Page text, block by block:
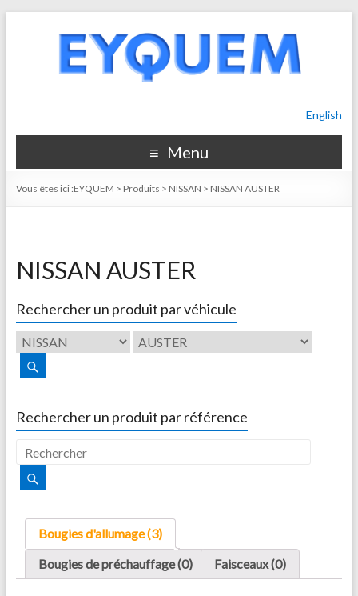
English
Menu
Vous êtes ici :EYQUEM > Produits > NISSAN > NISSAN AUSTER
NISSAN AUSTER
Rechercher un produit par véhicule
Rechercher un produit par référence
Bougies d'allumage (3)
Bougies de préchauffage (0)
Faisceaux (0)